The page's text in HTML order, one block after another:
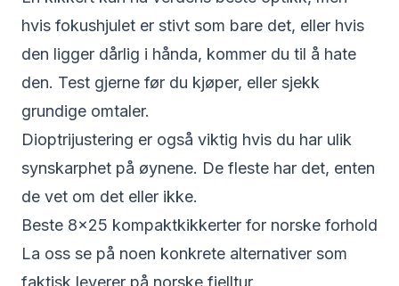
hvis fokushjulet er stivt som bare det, eller hvis
den ligger dårlig i hånda, kommer du til å hate
den. Test gjerne før du kjøper, eller sjekk
grundige omtaler.
Dioptrijustering er også viktig hvis du har ulik
synskarphet på øynene. De fleste har det, enten
de vet om det eller ikke.
Beste 8x25 kompaktkikkerter for norske forhold
La oss se på noen konkrete alternativer som
faktisk leverer på norske fjelltur.